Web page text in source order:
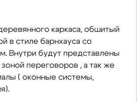
каркаса, обшитый
в стиле барнхауса со
Внутри будут представлены
переговоров , а так же
( оконные системы,